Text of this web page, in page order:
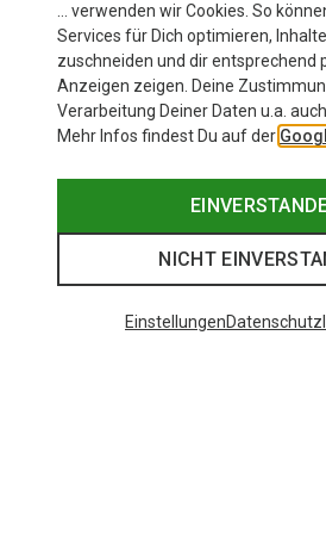
… verwenden wir Cookies. So
Services für Dich optimieren,
zuschneiden und dir entsprechend
Anzeigen zeigen. Deine
Verarbeitung Deiner Daten u.a.
Mehr Infos findest Du auf der
NICHT
EinstellungenDatenschutz